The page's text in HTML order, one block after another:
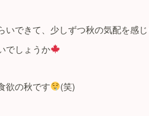
できて、 少しずつ秋の気配を感
でしょうか
欲の秋です (笑)